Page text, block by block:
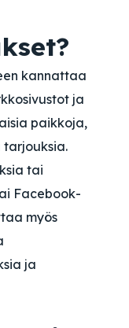
kannattaa
ja
paikkoja,
tai
Facebook-
myös
ja